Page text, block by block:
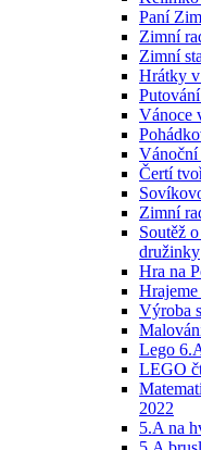
Paní
Zimní
Zimní
Hrátky v
Vánoce
Vánoční
Čertí
Zimní
Soutěž
družinky
Hra na
Výroba
Lego
LEGO
2022
5.A na